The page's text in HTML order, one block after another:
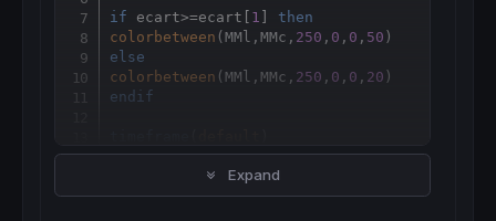
if ecart>=ecart[ 1
then
colorbetween (MMl,MMc, 250 , 0 , 0 , 50
else
colorbetween (MMl,MMc, 250 , 0 , 0 , 20
endif
return MMc as"MMc"coloured(255,0,0)style
Expand